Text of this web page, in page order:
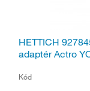
HETTICH
adaptér Actro
Kód